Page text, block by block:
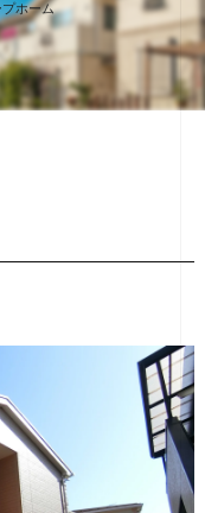
ホーム